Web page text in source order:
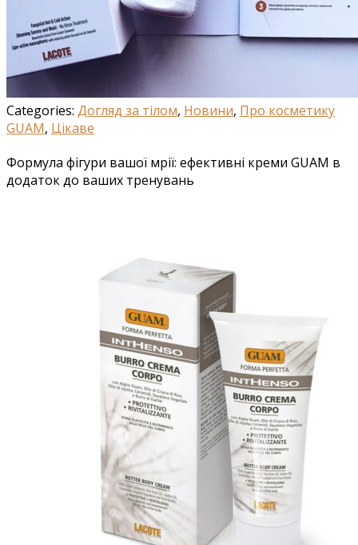
Categories: Догляд за тілом, Новини, Про косметику
GUAM, Цікаве
Формула фігури вашої мрії: ефективні креми GUAM в
додаток до ваших тренувань